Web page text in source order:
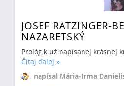
JOSEF RATZINGER-
NAZARETSKÝ
Prológ k už napísanej krásnej
Čítaj ďalej »
napísal Mária-Irma